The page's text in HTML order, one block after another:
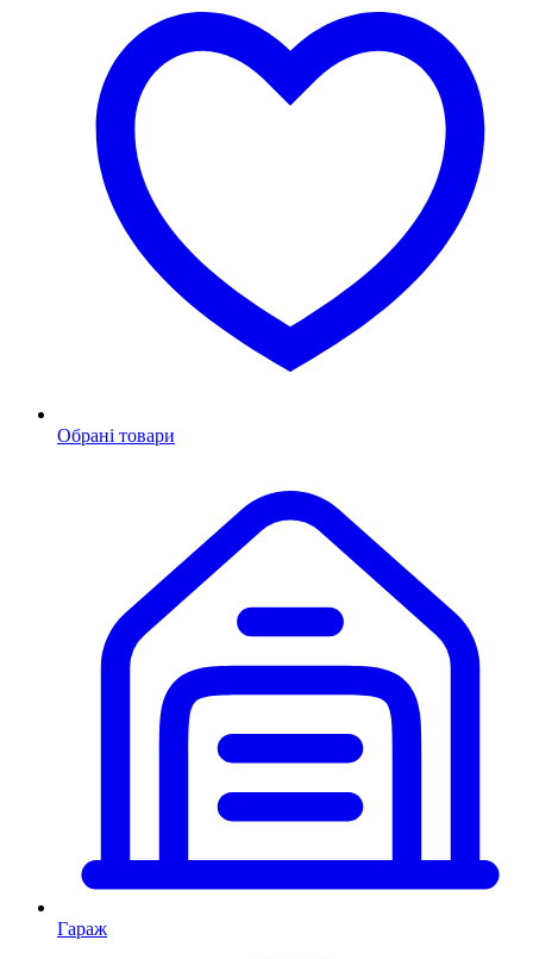
Обрані товари
Гараж